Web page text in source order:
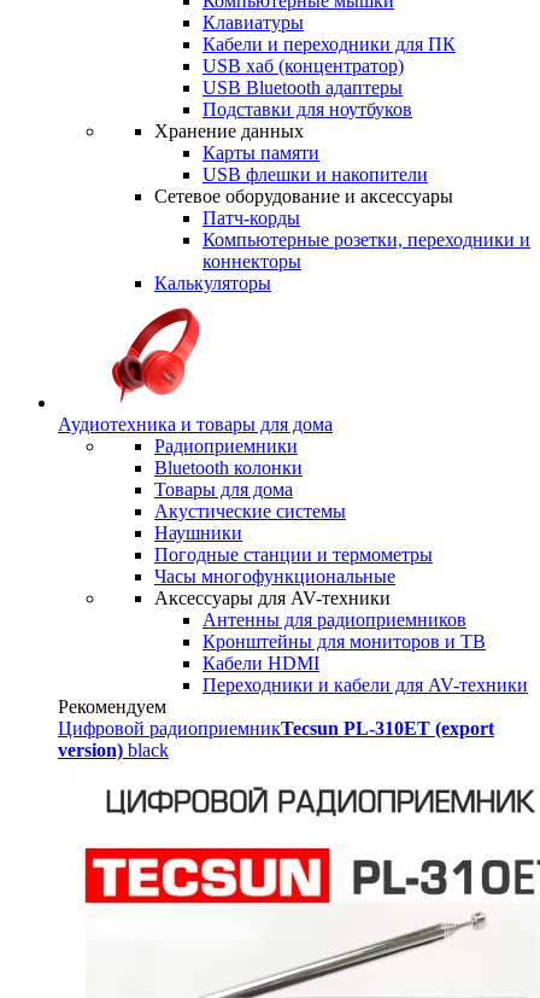
Клавиатуры
Кабели и переходники для ПК
USB хаб (концентратор)
USB Bluetooth адаптеры
Подставки для ноутбуков
Хранение данных
Карты памяти
USB флешки и накопители
Сетевое оборудование и аксессуары
Патч-корды
Компьютерные розетки, переходники и
коннекторы
Калькуляторы
Аудиотехника и товары для дома
Радиоприемники
Bluetooth колонки
Товары для дома
Акустические системы
Наушники
Погодные станции и термометры
Часы многофункциональные
Аксессуары для AV-техники
Антенны для радиоприемников
Кронштейны для мониторов и ТВ
Кабели HDMI
Переходники и кабели для AV-техники
Рекомендуем
Цифровой радиоприемникTecsun PL-310ET (export
version) black